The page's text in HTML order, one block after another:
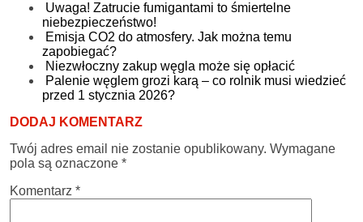
Uwaga! Zatrucie fumigantami to śmiertelne
niebezpieczeństwo!
Emisja CO2 do atmosfery. Jak można temu
zapobiegać?
Niezwłoczny zakup węgla może się opłacić
Palenie węglem grozi karą – co rolnik musi wiedzieć
przed 1 stycznia 2026?
DODAJ KOMENTARZ
Twój adres email nie zostanie opublikowany. Wymagane
pola są oznaczone *
Komentarz *